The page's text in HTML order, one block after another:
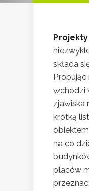
składa
wchodzi
zjawiska
krótką
na co
placów